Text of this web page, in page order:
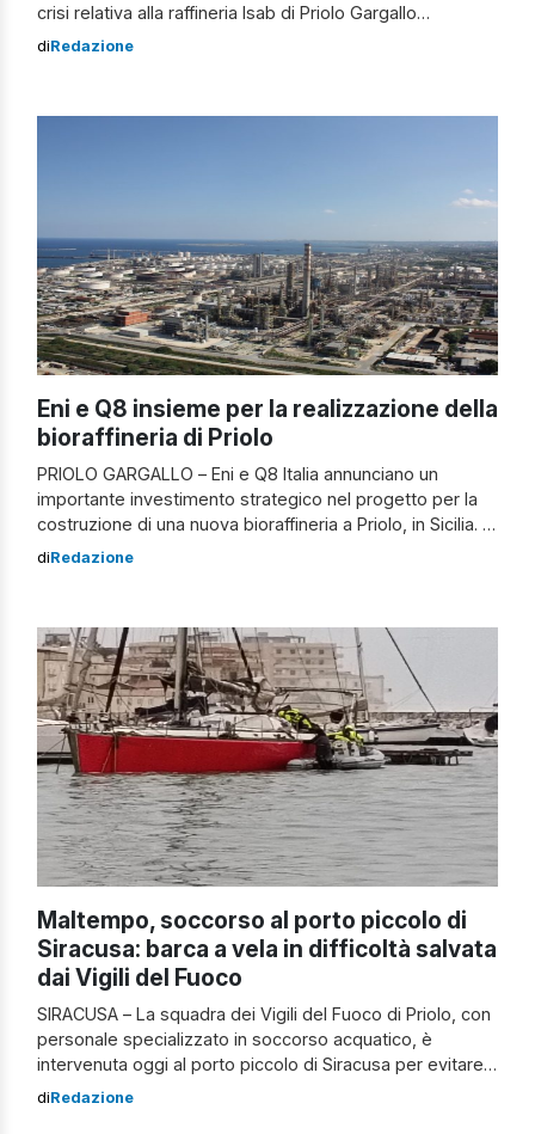
crisi relativa alla raffineria Isab di Priolo Gargallo
(Siracusa). Una fase che oggi giunge al termine, ma che
fallimento attraverso […]
diRedazione
Eni e Q8 insieme per la realizzazione della
bioraffineria di Priolo
PRIOLO GARGALLO – Eni e Q8 Italia annunciano un
importante investimento strategico nel progetto per la
costruzione di una nuova bioraffineria a Priolo, in Sicilia. Il
piano di trasformazione del sito Versalis di Priolo ha
dell’offerta vincolante presentata da Q8. […]
diRedazione
Maltempo, soccorso al porto piccolo di
Siracusa: barca a vela in difficoltà salvata
dai Vigili del Fuoco
SIRACUSA – La squadra dei Vigili del Fuoco di Priolo, con
personale specializzato in soccorso acquatico, è
intervenuta oggi al porto piccolo di Siracusa per evitare
l’affondamento di una barca a vela di 14 metri,
diRedazione